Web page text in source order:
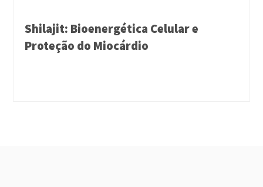
Shilajit: Bioenergética Celular e
Proteção do Miocárdio